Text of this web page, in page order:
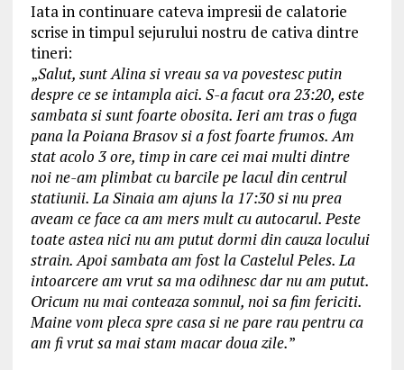
Iata in continuare cateva impresii de calatorie
scrise in timpul sejurului nostru de cativa dintre
tineri:
„Salut, sunt Alina si vreau sa va povestesc putin
despre ce se intampla aici. S-a facut ora 23:20, este
sambata si sunt foarte obosita. Ieri am tras o fuga
pana la Poiana Brasov si a fost foarte frumos. Am
stat acolo 3 ore, timp in care cei mai multi dintre
noi ne-am plimbat cu barcile pe lacul din centrul
statiunii. La Sinaia am ajuns la 17:30 si nu prea
aveam ce face ca am mers mult cu autocarul. Peste
toate astea nici nu am putut dormi din cauza locului
strain. Apoi sambata am fost la Castelul Peles. La
intoarcere am vrut sa ma odihnesc dar nu am putut.
Oricum nu mai conteaza somnul, noi sa fim fericiti.
Maine vom pleca spre casa si ne pare rau pentru ca
am fi vrut sa mai stam macar doua zile.”